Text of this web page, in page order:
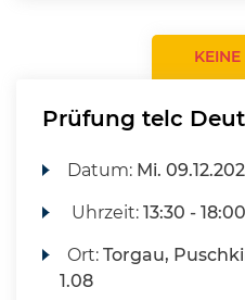
Prüfung telc
Datum: Mi.
Uhrzeit:13:30 -
Ort:Torgau,
1.08